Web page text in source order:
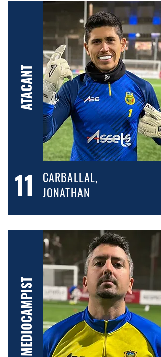
ATACANT
11
CARBALLAL,
JONATHAN
MEDIOCAMPIST